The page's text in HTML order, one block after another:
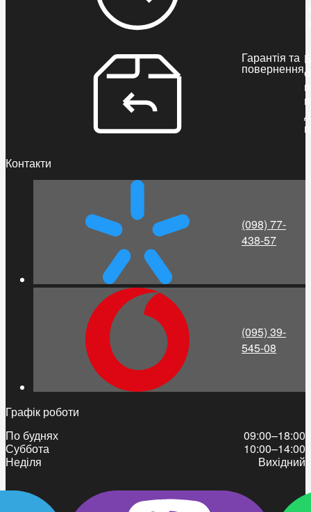
Гарантія та
повернення
Контакти
(098) 77-
438-57
(095) 39-
545-08
Графік роботи
По буднях
09:00–18:00
Суббота
10:00–14:00
Неділя
Вихідний